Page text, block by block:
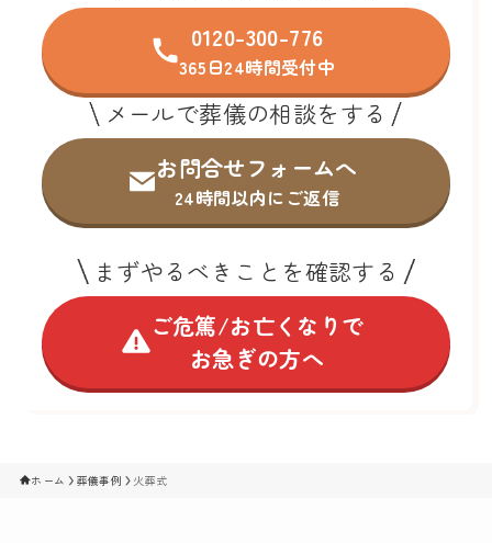
0120-300-776
365日24時間受付中
メールで葬儀の相談をする
お問合せフォームへ
24時間以内にご返信
まずやるべきことを確認する
ご危篤/お亡くなりで
お急ぎの方へ
ホーム 葬儀事例 火葬式